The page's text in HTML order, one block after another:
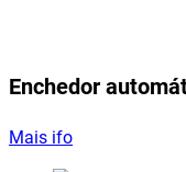
Enchedor
Mais ifo